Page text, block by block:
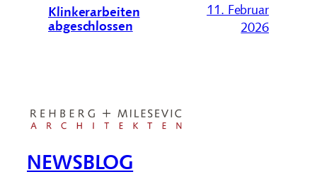
Klinkerarbeiten
abgeschlossen
11. Februar
2026
NEWSBLOG